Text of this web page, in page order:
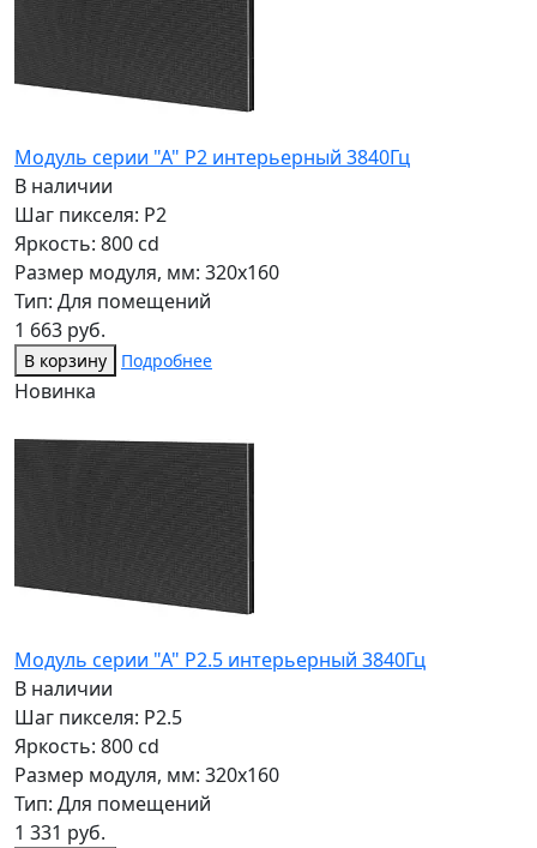
Модуль серии "А" P2 интерьерный 3840Гц
В наличии
Шаг пикселя: P2
Яркость: 800 cd
Размер модуля, мм: 320x160
Тип: Для помещений
1 663 руб.
В корзину Подробнее
Новинка
Модуль серии "А" P2.5 интерьерный 3840Гц
В наличии
Шаг пикселя: P2.5
Яркость: 800 cd
Размер модуля, мм: 320x160
Тип: Для помещений
1 331 руб.